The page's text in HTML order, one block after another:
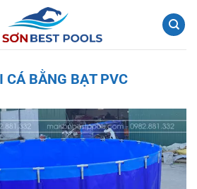
CÁ BẰNG BẠT PVC